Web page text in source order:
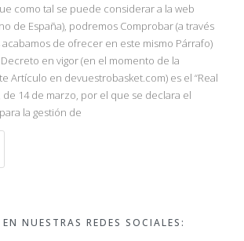
como tal se puede considerar a la web
de España), podremos Comprobar (a través
de ofrecer en este mismo Párrafo)
en vigor (en el momento de la
Artículo en devuestrobasket.com) es el “Real
de 14 de marzo, por el que se declara el
la gestión de
NUESTRAS REDES SOCIALES: